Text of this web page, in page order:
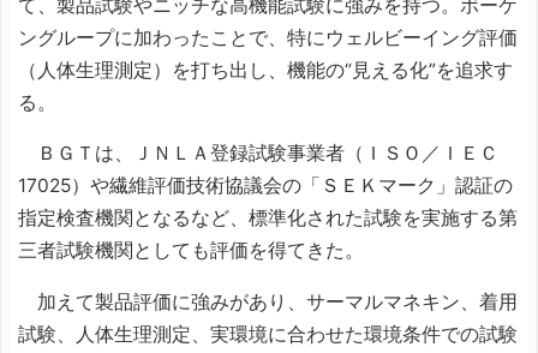
て、製品試験やニッチな高機能試験に強みを持つ。ボーケ
ングループに加わったことで、特にウェルビーイング評価
（人体生理測定）を打ち出し、機能の“見える化”を追求す
る。
ＢＧＴは、ＪＮＬＡ登録試験事業者（ＩＳＯ／ＩＥＣ
17025）や繊維評価技術協議会の「ＳＥＫマーク」認証の
指定検査機関となるなど、標準化された試験を実施する第
三者試験機関としても評価を得てきた。
加えて製品評価に強みがあり、サーマルマネキン、着用
試験、人体生理測定、実環境に合わせた環境条件での試験